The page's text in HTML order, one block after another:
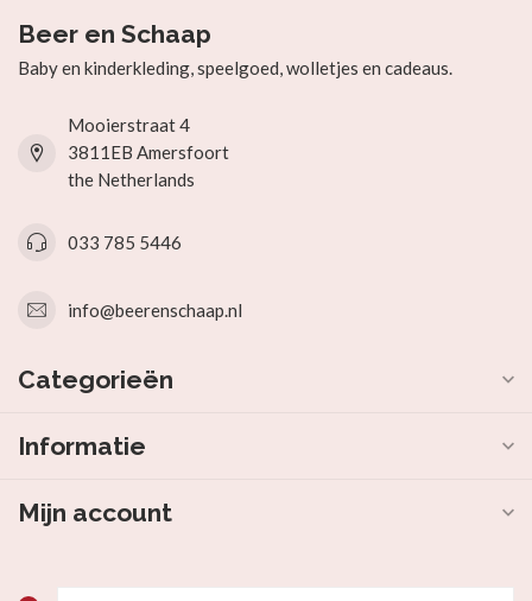
Beer en Schaap
Baby en kinderkleding, speelgoed, wolletjes en cadeaus.
Mooierstraat 4
3811EB Amersfoort
the Netherlands
033 785 5446
info@beerenschaap.nl
Categorieën
Informatie
Mijn account